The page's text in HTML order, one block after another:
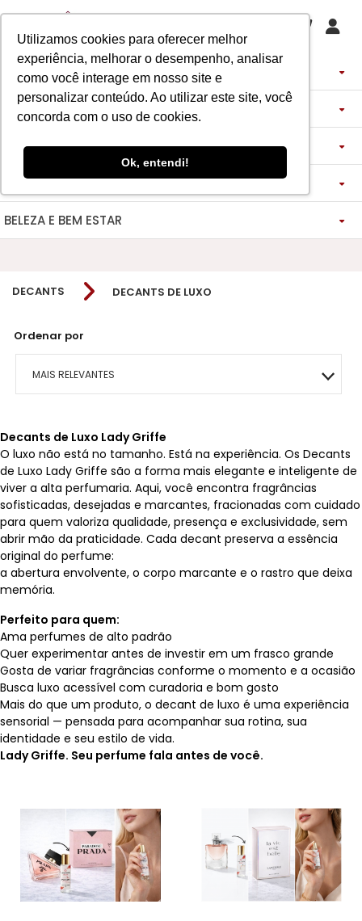
Utilizamos cookies para oferecer melhor
experiência, melhorar o desempenho, analisar
como você interage em nosso site e
personalizar conteúdo. Ao utilizar este site, você
concorda com o uso de cookies.
Ok, entendi!
PERFUMES
IMPORTADOS
FEMININO
MASCULINO
ÁRABES
FEMININO
MASCULINO
SEMI SELETIVO
FEMININO
-------------
FEMININO
MASCULINO
MINIATURAS 25ML
BRAND COLLECTION
ÁRABE COLLECTION
BODY SPLASH
HIDRATANTES
DECANTS
DECANTS DE LUXO
DECANTS ÁRABES
DESCOBERTAS
ASSINATURA DE PERFUME
ASSINATURA ROUPA
BLAZER
VESTIDOS
BOLSAS
MAQUIAGENS
LADY BEAUTY
ROSTO
BOCA
OLHOS
ROSTO
RUBY ROSE
BOCA
OLHOS
MELU
BOCA
ROSTO
MACRILAN
BELEZA E BEM ESTAR
MAGNUS - ENERGIA
FEM-SAÚDE MULHER
HOMO – VIGOR
NOSSO DIFERENCIAL
TECNOLOGIA MICELIZAÇÃO
DETOX ESSENCE
MAIS VITALIDADE
PAZ EMOCIONAL
SONO TRANQUILO
CORAÇÃO SADIO
METABOLISMO
GLICOSE ESTÁVEL
RESPIRAÇÃO LIVRE
MOBILIDADE ÓSSEA
SAÚDE OCULAR
SAÚDE DIGESTIVA
CONTROLE DE PESO
FORÇA CORPORAL
FORÇA CAPILAR
FOCO MENTAL
CORPO SAUDÁVEL
DECANTS DECANTS DE LUXO
Ordenar por
MAIS RELEVANTES
MENOR PREÇO
MAIOR PREÇO
A - Z
Decants de Luxo Lady Griffe
O luxo não está no tamanho. Está na experiência. Os Decants
de Luxo Lady Griffe são a forma mais elegante e inteligente de
viver a alta perfumaria. Aqui, você encontra fragrâncias
sofisticadas, desejadas e marcantes, fracionadas com cuidado
para quem valoriza qualidade, presença e exclusividade, sem
abrir mão da praticidade. Cada decant preserva a essência
original do perfume:
a abertura envolvente, o corpo marcante e o rastro que deixa
memória.
Perfeito para quem:
Ama perfumes de alto padrão
Quer experimentar antes de investir em um frasco grande
Gosta de variar fragrâncias conforme o momento e a ocasião
Busca luxo acessível com curadoria e bom gosto
Mais do que um produto, o decant de luxo é uma experiência
sensorial — pensada para acompanhar sua rotina, sua
identidade e seu estilo de vida.
Lady Griffe. Seu perfume fala antes de você.